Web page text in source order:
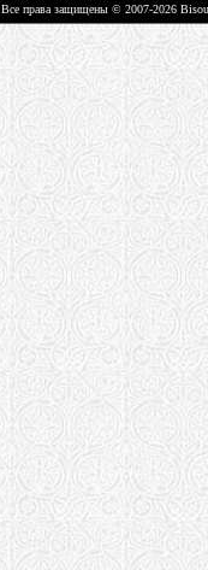
Все права защищены © 2007-2026